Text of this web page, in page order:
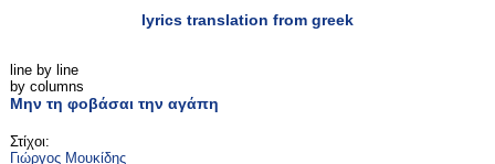
lyrics translation from greek
line by line
by columns
Μην τη φοβάσαι την αγάπη
Στίχοι:
Γιώργος Μουκίδης